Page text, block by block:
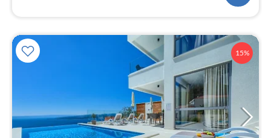
15%